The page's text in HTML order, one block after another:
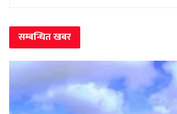
सम्बन्धितखबर